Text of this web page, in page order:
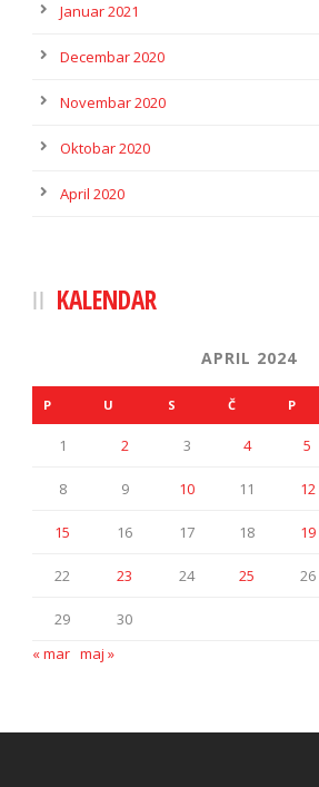
Januar 2021
Decembar 2020
Novembar 2020
Oktobar 2020
April 2020
KALENDAR
APRIL 2024
P U S Č P
1 2 3 4 5
8 9 10 11 12
15 16 17 18 19
22 23 24 25 26
29
30
« mar maj »